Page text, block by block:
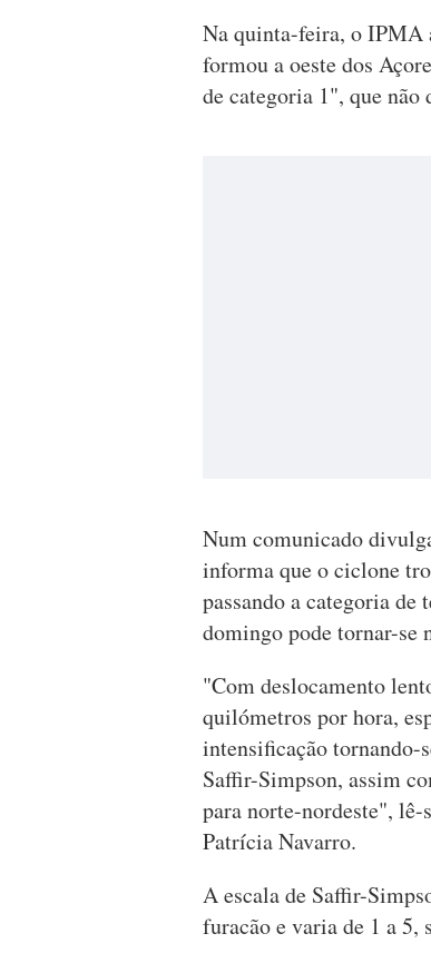
Na quinta-feira, o IPMA
formou a oeste dos
de categoria 1", que não
Num comunicado
informa que o ciclone
passando a categoria
domingo pode tornar-se
"Com deslocamento
quilómetros por hora,
intensificação tornando-
Saffir-Simpson, assim
para norte-nordeste",
Patrícia Navarro.
A escala de Saffir-
furacão e varia de 1 a 5,